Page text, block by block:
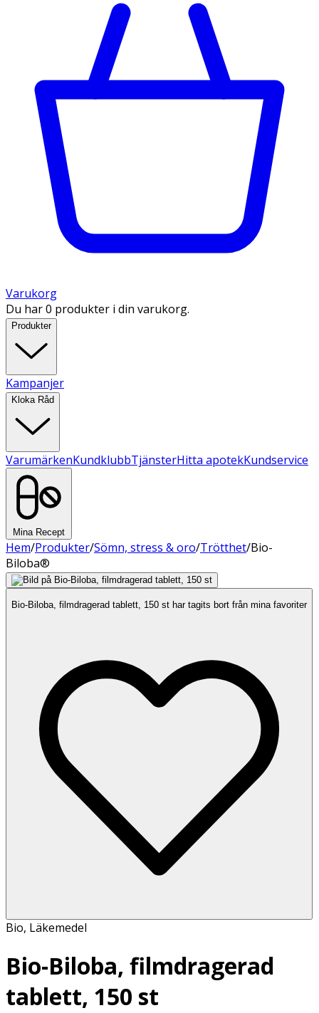
Varukorg
Du har 0 produkter i din varukorg.
Produkter
Kampanjer
Kloka Råd
VarumärkenKundklubbTjänsterHitta apotekKundservice
Mina Recept
Hem/Produkter/Sömn, stress & oro/Trötthet/Bio-
Biloba®
Bio-Biloba, filmdragerad tablett, 150 st har tagits bort från mina favoriter
Bio, Läkemedel
Bio-Biloba, filmdragerad
tablett, 150 st